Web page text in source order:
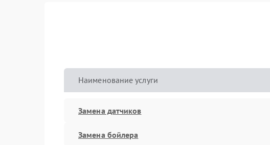
Наименование услуги
Замена датчиков
Замена бойлера